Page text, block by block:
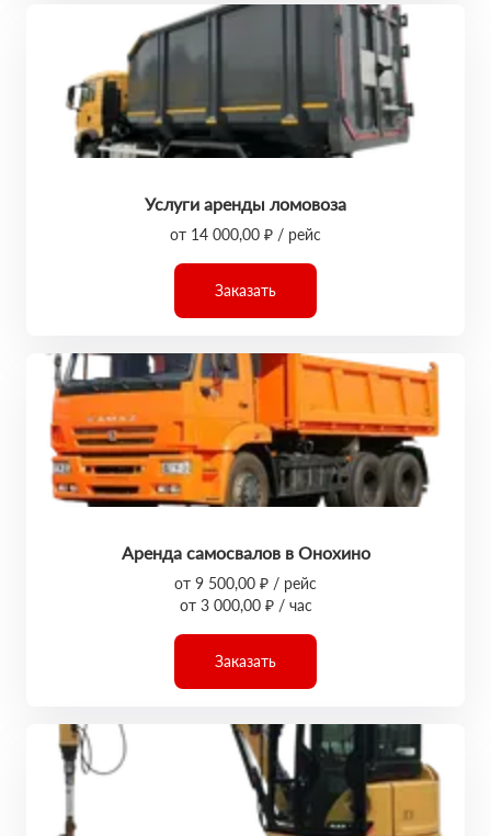
Услуги аренды ломовоза
от 14 000,00 ₽ / рейс
Заказать
Аренда самосвалов в Онохино
от 9 500,00 ₽ / рейс
от 3 000,00 ₽ / час
Заказать